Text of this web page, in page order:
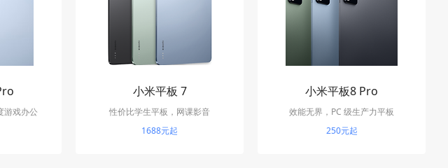
游戏办公
小米平板 7
性价比学生平板，网课影音
1688元起
小米平板8 Pro
效能无界，PC 级生产力平板
250元起